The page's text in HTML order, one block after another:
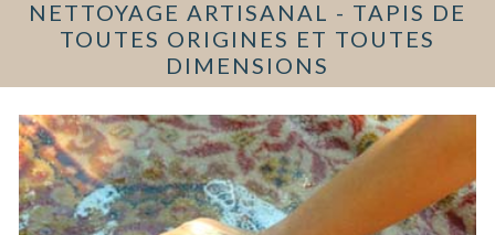
NETTOYAGE ARTISANAL - TAPIS DE
TOUTES ORIGINES ET TOUTES
DIMENSIONS